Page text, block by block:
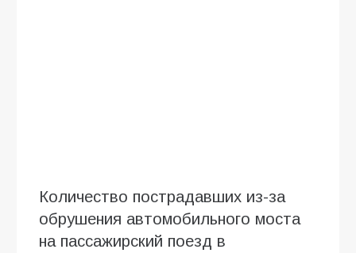
Количество пострадавших из-за
обрушения автомобильного моста
на пассажирский поезд в